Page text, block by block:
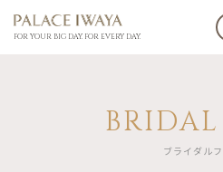
FOR YOUR BIG DAY. FOR EVERY DAY.
ブライダル